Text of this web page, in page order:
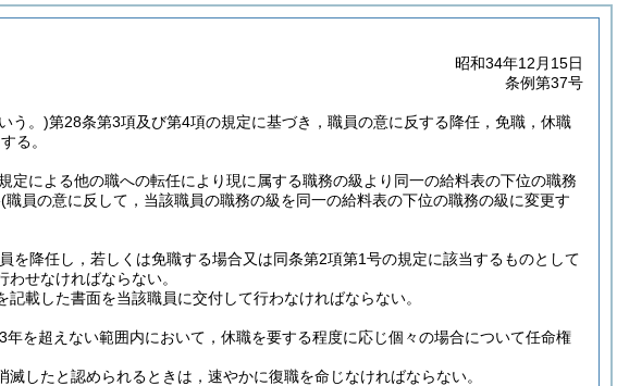
昭和34年12月15日
条例第37号
う。)第28条第3項及び第4項の規定に基づき，職員の意に反する降任，免職，休職
る。
定による他の職への転任により現に属する職務の級より同一の給料表の下位の職務
(職員の意に反して，当該職員の職務の級を同一の給料表の下位の職務の級に変更す
降任し，若しくは免職する場合又は同条第2項第1号の規定に該当するものとして
せなければならない。
載した書面を当該職員に交付して行わなければならない。
を超えない範囲内において，休職を要する程度に応じ個々の場合について任命権
したと認められるときは，速やかに復職を命じなければならない。